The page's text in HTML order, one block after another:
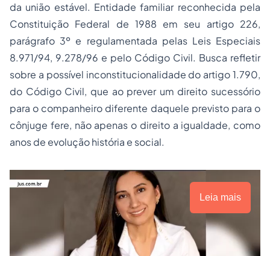
da união estável. Entidade familiar reconhecida pela
Constituição Federal de 1988 em seu artigo 226,
parágrafo 3º e regulamentada pelas Leis Especiais
8.971/94, 9.278/96 e pelo Código Civil. Busca refletir
sobre a possível inconstitucionalidade do artigo 1.790,
do Código Civil, que ao prever um direito sucessório
para o companheiro diferente daquele previsto para o
cônjuge fere, não apenas o direito a igualdade, como
anos de evolução história e social.
Leia mais